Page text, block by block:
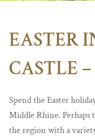
EASTER
CASTLE
Spend the Easter
Middle Rhine. Perhaps
the region with a